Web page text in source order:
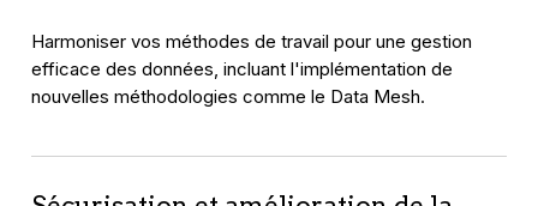
Harmoniser vos méthodes de travail pour une gestion
efficace des données, incluant l'implémentation de
nouvelles méthodologies comme le Data Mesh.